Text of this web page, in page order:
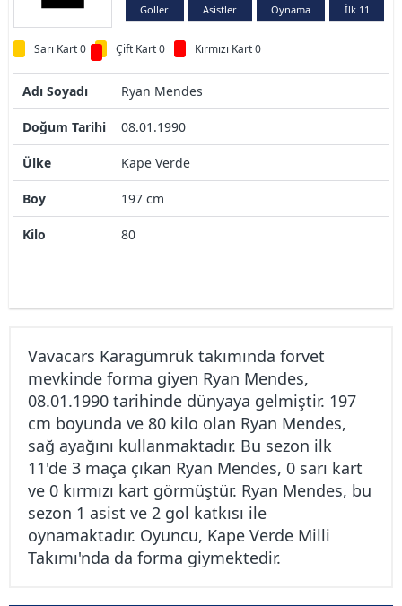
Goller Asistler Oynama İlk 11
Sarı Kart 0 Çift Kart 0 Kırmızı Kart 0
Adı Soyadı Ryan Mendes
Doğum Tarihi 08.01.1990
Ülke Kape Verde
Boy 197 cm
Kilo 80
Vavacars Karagümrük takımında forvet
mevkinde forma giyen Ryan Mendes,
08.01.1990 tarihinde dünyaya gelmiştir. 197
cm boyunda ve 80 kilo olan Ryan Mendes,
sağ ayağını kullanmaktadır. Bu sezon ilk
11'de 3 maça çıkan Ryan Mendes, 0 sarı kart
ve 0 kırmızı kart görmüştür. Ryan Mendes, bu
sezon 1 asist ve 2 gol katkısı ile
oynamaktadır. Oyuncu, Kape Verde Milli
Takımı'nda da forma giymektedir.